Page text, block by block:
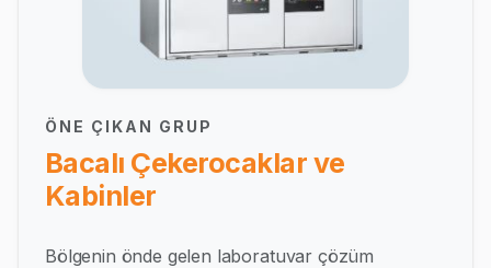
ÖNE ÇIKAN GRUP
Bacalı Çekerocaklar ve
Kabinler
Bölgenin önde gelen laboratuvar çözüm